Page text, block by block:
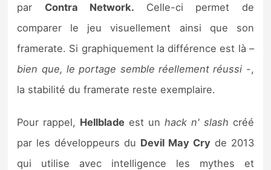
Bons plans
Guides
par Contra Network. Celle-ci permet de
comparer le jeu visuellement ainsi que son
framerate. Si graphiquement la différence est là –
bien que, le portage semble réellement réussi -,
la stabilité du framerate reste exemplaire.
Pour rappel, Hellblade est un hack n' slash créé
par les développeurs du Devil May Cryde 2013
qui utilise avec intelligence les mythes et